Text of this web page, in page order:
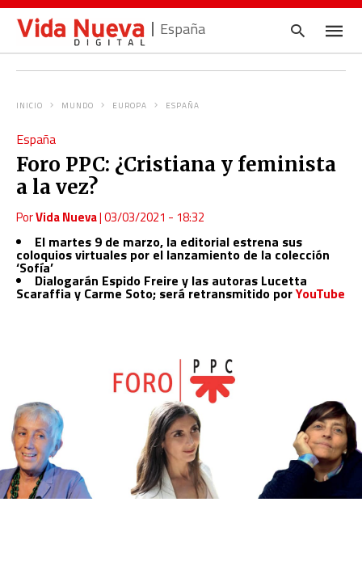
España
y
INICIO MUNDO EUROPA ESPAÑA
España
Foro PPC: ¿Cristiana y feminista
a la vez?
PorVida Nueva|03/03/2021 - 18:32
El martes 9 de marzo, la editorial estrena sus
coloquios virtuales por el lanzamiento de la colección
‘Sofía’
Dialogarán Espido Freire y las autoras Lucetta
Scaraffia y Carme Soto; será retransmitido porYouTube